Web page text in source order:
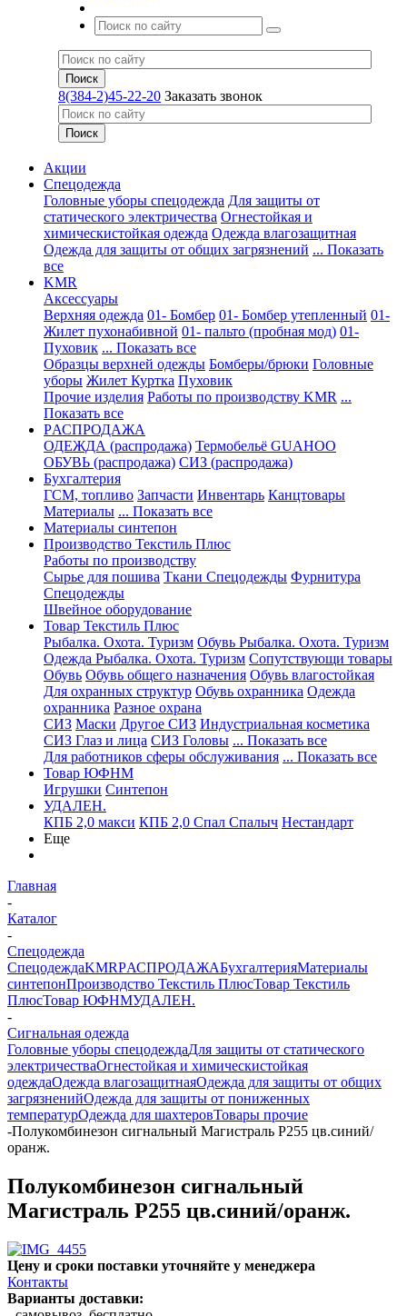
8(384-2)45-22-20 Заказать звонок
Акции
Спецодежда
Головные уборы спецодежда Для защиты от
статического электричества Огнестойкая и
химическистойкая одежда Одежда влагозащитная
Одежда для защиты от общих загрязнений ... Показать
все
KMR
Аксессуары
Верхняя одежда 01- Бомбер 01- Бомбер утепленный 01-
Жилет пухонабивной 01- пальто (пробная мод) 01-
Пуховик ... Показать все
Образцы верхней одежды Бомберы/брюки Головные
уборы Жилет Куртка Пуховик
Прочие изделия Работы по производству KMR ...
Показать все
PАСПРОДАЖА
ОДЕЖДА (распродажа) Термобельё GUAHOO
ОБУВЬ (распродажа) СИЗ (распродажа)
Бухгалтерия
ГСМ, топливо Запчасти Инвентарь Канцтовары
Материалы ... Показать все
Материалы синтепон
Производство Текстиль Плюс
Работы по производству
Сырье для пошива Ткани Спецодежды Фурнитура
Спецодежды
Швейное оборудование
Товар Текстиль Плюс
Рыбалка. Охота. Туризм Обувь Рыбалка. Охота. Туризм
Одежда Рыбалка. Охота. Туризм Сопутствующи товары
Обувь Обувь общего назначения Обувь влагостойкая
Для охранных структур Обувь охранника Одежда
охранника Разное охрана
СИЗ Маски Другое СИЗ Индустриальная косметика
СИЗ Глаз и лица СИЗ Головы ... Показать все
Для работников сферы обслуживания ... Показать все
Товар ЮФНМ
Игрушки Синтепон
УДАЛЕН.
КПБ 2,0 макси КПБ 2,0 Спал Спалыч Нестандарт
Еще
Главная
-
Каталог
-
Спецодежда
СпецодеждаKMRPАСПРОДАЖАБухгалтерияМатериалы
синтепонПроизводство Текстиль ПлюсТовар Текстиль
ПлюсТовар ЮФНМУДАЛЕН.
-
Сигнальная одежда
Головные уборы спецодеждаДля защиты от статического
электричестваОгнестойкая и химическистойкая
одеждаОдежда влагозащитнаяОдежда для защиты от общих
загрязненийОдежда для защиты от пониженных
температурОдежда для шахтеровТовары прочие
-Полукомбинезон сигнальный Магистраль Р255 цв.синий/
оранж.
Полукомбинезон сигнальный
Магистраль Р255 цв.синий/оранж.
Цену и сроки поставки уточняйте у менеджера
Контакты
Варианты доставки: